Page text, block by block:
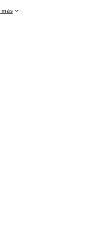
¡Visítanos y descubre todo lo que